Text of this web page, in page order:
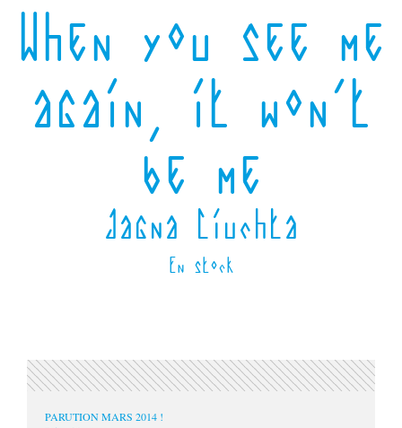
When you see me
again, it won’t
be me
Jagna Ciuchta
En stock
PARUTION MARS 2014 !